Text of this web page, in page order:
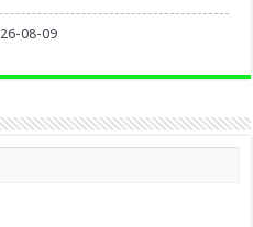
08-09